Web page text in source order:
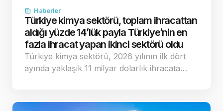
Haberler
Türkiye kimya sektörü, toplam ihracattan
aldığı yüzde 14’lük payla Türkiye’nin en
fazla ihracat yapan ikinci sektörü oldu
Türkiye kimya sektörü, 2026 yılının ilk dört
ayında yaklaşık 11 milyar dolarlık ihracata…